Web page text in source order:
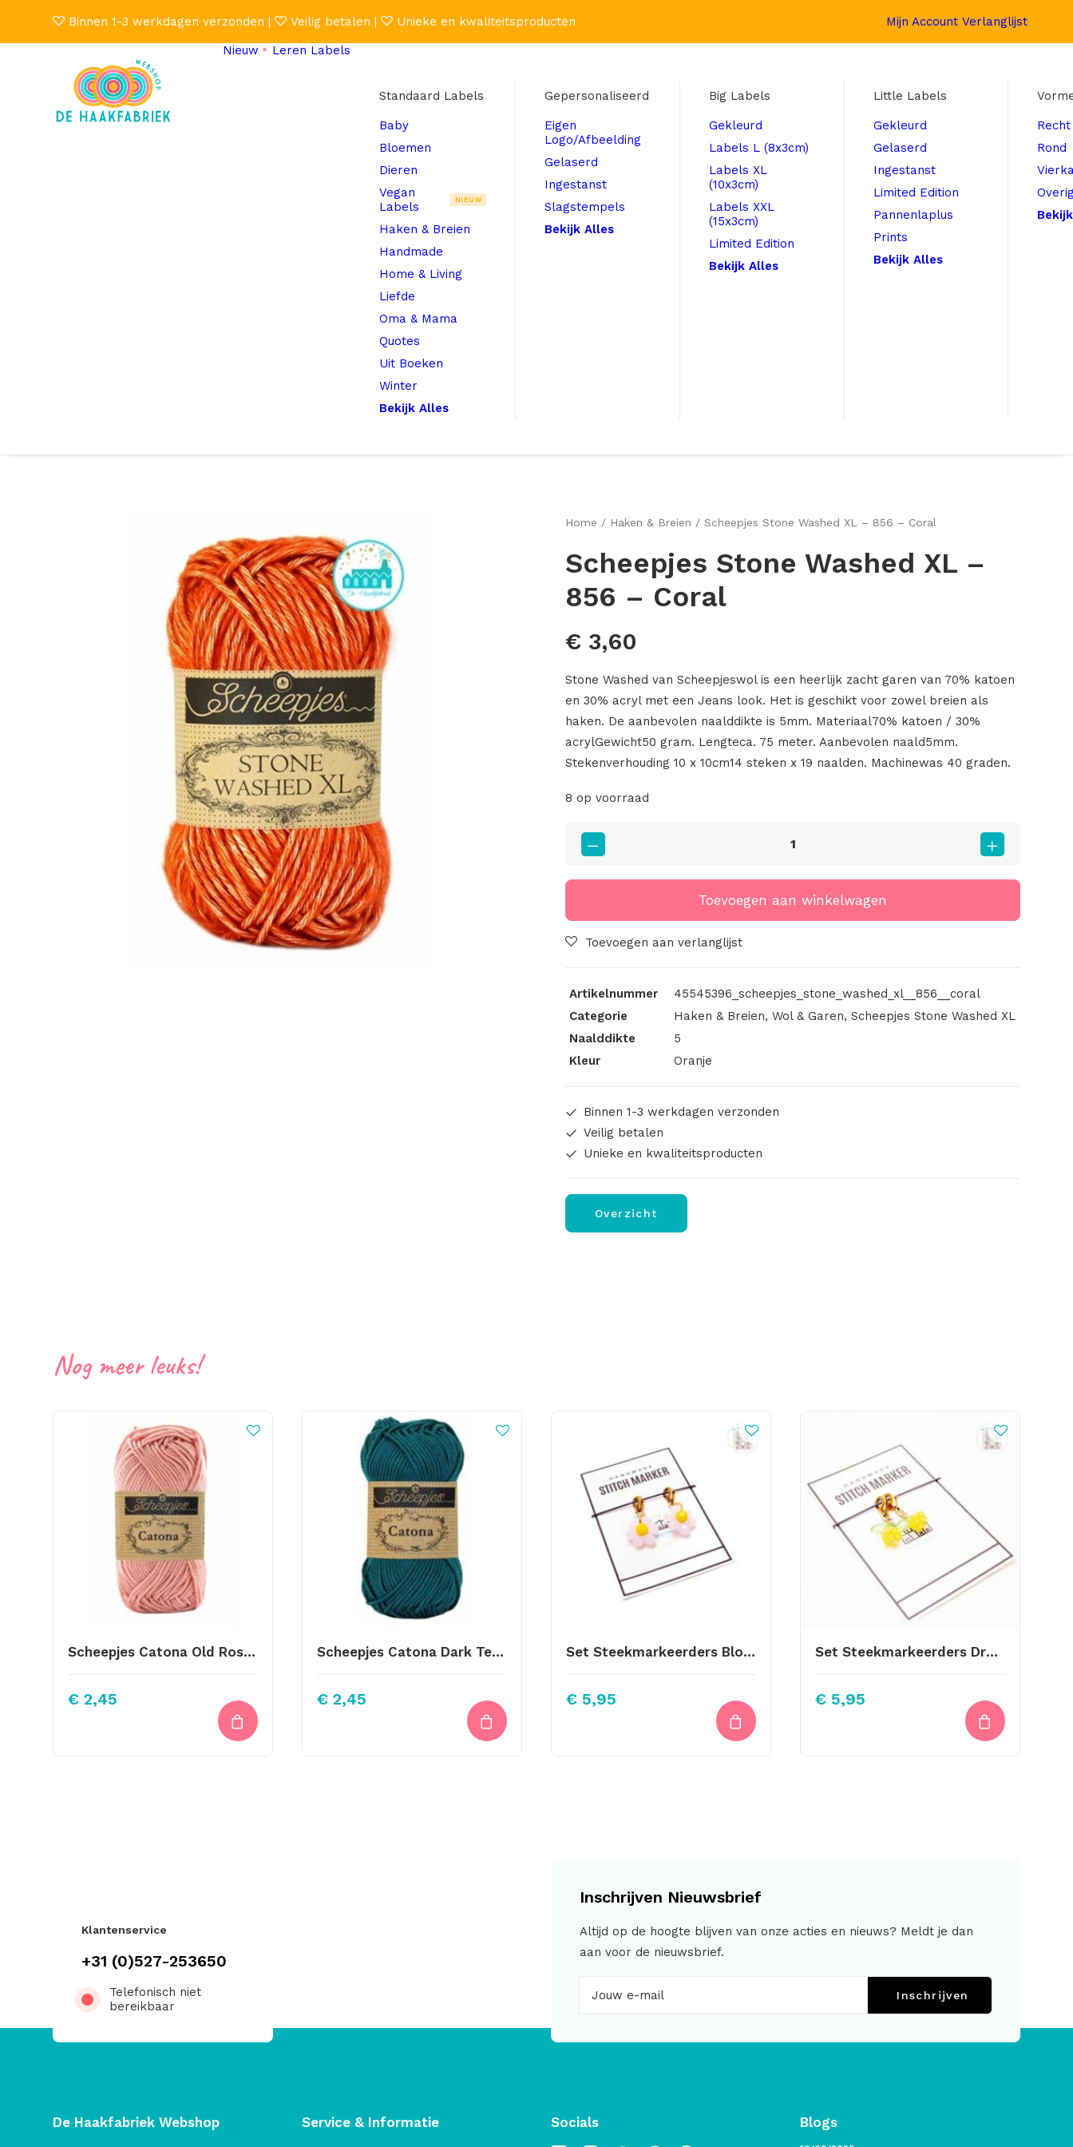
Binnen 1-3 werkdagen verzonden | Veilig betalen | Unieke en kwaliteitsproducten Mijn Account Verlanglijst
Nieuw
Leren Labels
Standaard Labels
Baby
Bloemen
Dieren
Vegan
Labels
NIEUW
Haken & Breien
Handmade
Home & Living
Liefde
Oma & Mama
Quotes
Uit Boeken
Winter
Bekijk Alles
Gepersonaliseerd
Eigen
Logo/Afbeelding
Gelaserd
Ingestanst
Slagstempels
Bekijk Alles
Big Labels
Gekleurd
Labels L (8x3cm)
Labels XL
(10x3cm)
Labels XXL
(15x3cm)
Limited Edition
Bekijk Alles
Little Labels
Gekleurd
Gelaserd
Ingestanst
Limited Edition
Pannenlaplus
Prints
Bekijk Alles
Recht
Rond
Home Haken & Breien Scheepjes Stone Washed XL – 856 – Coral
Scheepjes Stone Washed XL –
856 – Coral
€ 3,60
Stone Washed van Scheepjeswol is een heerlijk zacht garen van 70% katoen
en 30% acryl met een Jeans look. Het is geschikt voor zowel breien als
haken. De aanbevolen naalddikte is 5mm. Materiaal70% katoen / 30%
acrylGewicht50 gram. Lengteca. 75 meter. Aanbevolen naald5mm.
Stekenverhouding 10 x 10cm14 steken x 19 naalden. Machinewas 40 graden.
8 op voorraad
Scheepjes
Stone
-
856
aantal
Toevoegen aan winkelwagen
Toevoegen aan verlanglijst
Artikelnummer
45545396_scheepjes_stone_washed_xl__856__coral
Categorie
Haken & Breien, Wol & Garen, Scheepjes Stone Washed XL
Naalddikte
5
Kleur
Oranje
Binnen 1-3 werkdagen verzonden
Veilig betalen
Unieke en kwaliteitsproducten
Overzicht
Nog meer leuks!
Scheepjes Catona Old Rose 408
€ 2,45
Scheepjes Catona Dark Teal 401
€ 2,45
Set Steekmarkeerders Bloemetjes Roze
€ 5,95
Set Steekmarkeerders Druiventrosjes Geel
€ 5,95
Klantenservice
+31 (0)527-253650
Telefonisch niet
bereikbaar
Inschrijven Nieuwsbrief
Altijd op de hoogte blijven van onze acties en nieuws? Meldt je dan
aan voor de nieuwsbrief.
Inschrijven
De Haakfabriek Webshop Service & Informatie Socials Blogs